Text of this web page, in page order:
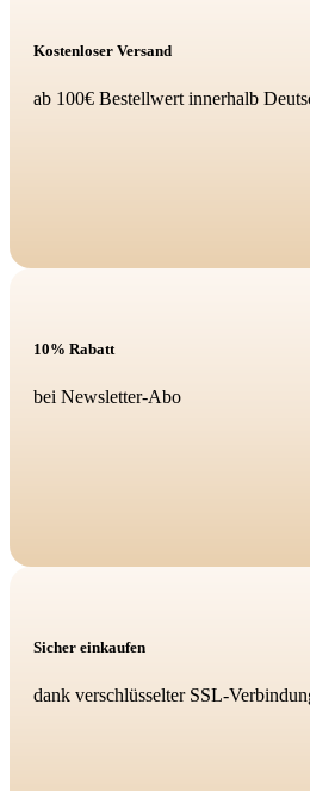
Kostenloser Versand
ab 100€ Bestellwert innerhalb
10% Rabatt
bei Newsletter-Abo
Sicher einkaufen
dank verschlüsselter SSL-